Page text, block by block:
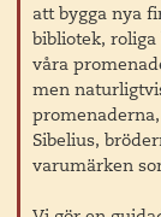
att bygga nya
bibliotek,
våra
men
promenaderna,
Sibelius,
varumärken